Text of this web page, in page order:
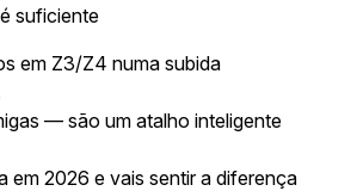
suficiente
em Z3/Z4 numa subida
— são um atalho inteligente
em 2026 e vais sentir a diferença